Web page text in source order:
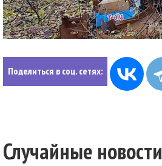
Поделиться в соц. сетях:
Случайные новости